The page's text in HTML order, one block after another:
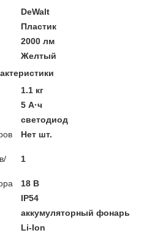
DeWalt
Пластик
2000 лм
Желтый
1.1 кг
5 А·ч
светодиод
Нет шт.
1
18 В
IP54
аккумуляторный фонарь
Li-Ion